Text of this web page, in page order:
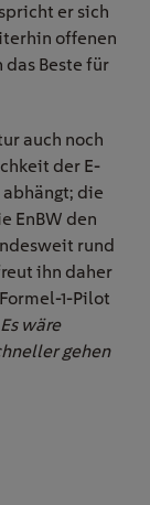
er sich
offenen
Beste für
auch noch
der E-
die
EnBW den
rund
ihn daher
1-Pilot
wäre
gehen